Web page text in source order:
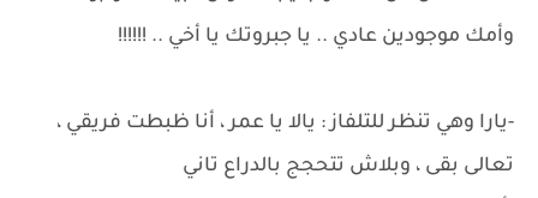
وأمك موجودين عادي .. يا جبروتك يا أخي .. !!!!!!
-يارا وهي تنظر للتلفاز : يالا يا عمر ، أنا ظبطت فريقي ،
تعالى بقى ، وبلاش تتحجج بالدراع تاني